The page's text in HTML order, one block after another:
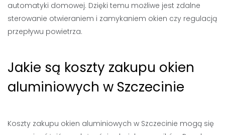
automatyki domowej. Dzięki temu możliwe jest zdalne
sterowanie otwieraniem i zamykaniem okien czy regulacją
przepływu powietrza.
Jakie są koszty zakupu okien
aluminiowych w Szczecinie
Koszty zakupu okien aluminiowych w Szczecinie mogą się